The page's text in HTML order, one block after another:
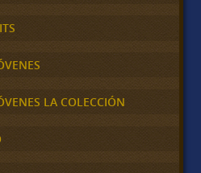
LA COLECCIÓN